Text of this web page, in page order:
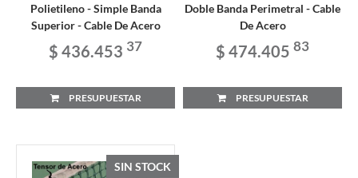
Polietileno - Simple Banda
Superior - Cable De Acero
$ 436.453 37
PRESUPUESTAR
Doble Banda Perimetral - Cable
De Acero
$ 474.405 83
PRESUPUESTAR
SIN STOCK